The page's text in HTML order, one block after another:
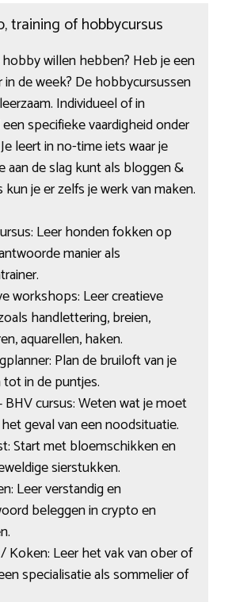
training of hobbycursus
willen hebben? Heb je een
in de week? De hobbycursussen
Individueel of in
specifieke vaardigheid onder
leert in no-time iets waar je
aan de slag kunt als bloggen &
kun je er zelfs je werk van maken.
Leer honden fokken op
manier als
workshops: Leer creatieve
handlettering, breien,
aquarellen, haken.
Plan de bruiloft van je
in de puntjes.
BHV cursus: Weten wat je moet
geval van een noodsituatie.
Start met bloemschikken en
sierstukken.
Leer verstandig en
beleggen in crypto en
Koken: Leer het vak van ober of
specialisatie als sommelier of